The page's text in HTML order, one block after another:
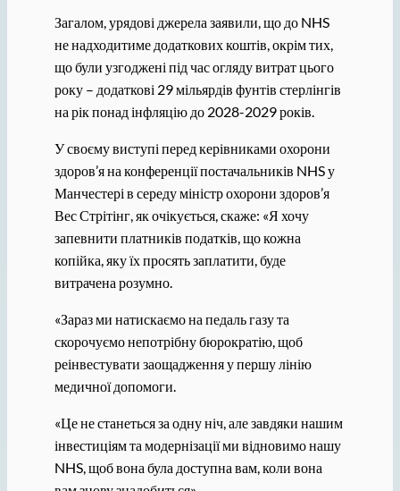
Загалом, урядові джерела заявили, що до NHS
не надходитиме додаткових коштів, окрім тих,
що були узгоджені під час огляду витрат цього
року – додаткові 29 мільярдів фунтів стерлінгів
на рік понад інфляцію до 2028-2029 років.
У своєму виступі перед керівниками охорони
здоров’я на конференції постачальників NHS у
Манчестері в середу міністр охорони здоров’я
Вес Стрітінг, як очікується, скаже: «Я хочу
запевнити платників податків, що кожна
копійка, яку їх просять заплатити, буде
витрачена розумно.
«Зараз ми натискаємо на педаль газу та
скорочуємо непотрібну бюрократію, щоб
реінвестувати заощадження у першу лінію
медичної допомоги.
«Це не станеться за одну ніч, але завдяки нашим
інвестиціям та модернізації ми відновимо нашу
NHS, щоб вона була доступна вам, коли вона